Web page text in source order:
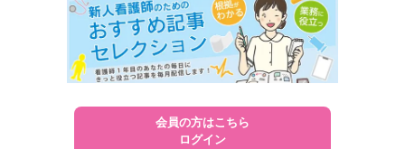
会員の方はこちら
ログイン